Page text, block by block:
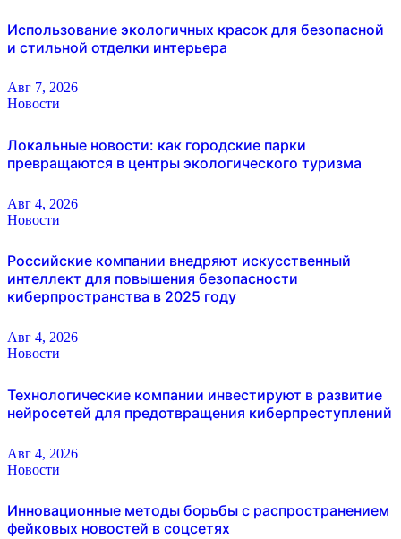
Использование экологичных красок для безопасной
и стильной отделки интерьера
Авг 7, 2026
Новости
Локальные новости: как городские парки
превращаются в центры экологического туризма
Авг 4, 2026
Новости
Российские компании внедряют искусственный
интеллект для повышения безопасности
киберпространства в 2025 году
Авг 4, 2026
Новости
Технологические компании инвестируют в развитие
нейросетей для предотвращения киберпреступлений
Авг 4, 2026
Новости
Инновационные методы борьбы с распространением
фейковых новостей в соцсетях